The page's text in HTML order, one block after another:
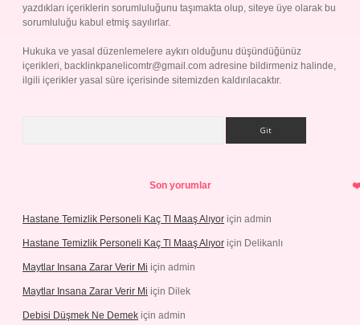
yazdıkları içeriklerin sorumluluğunu taşımakta olup, siteye üye olarak bu
sorumluluğu kabul etmiş sayılırlar.
Hukuka ve yasal düzenlemelere aykırı olduğunu düşündüğünüz
içerikleri, backlinkpanelicomtr@gmail.com adresine bildirmeniz halinde,
ilgili içerikler yasal süre içerisinde sitemizden kaldırılacaktır.
Son yorumlar
Hastane Temizlik Personeli Kaç Tl Maaş Alıyor için admin
Hastane Temizlik Personeli Kaç Tl Maaş Alıyor için Delikanlı
Maytlar Insana Zarar Verir Mi için admin
Maytlar Insana Zarar Verir Mi için Dilek
Debisi Düşmek Ne Demek için admin